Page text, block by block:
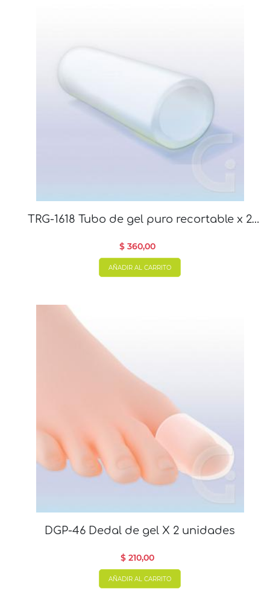
TRG-1618 Tubo de gel puro recortable x 2
$ 360,00
AÑADIR AL CARRITO
DGP-46 Dedal de gel X 2 unidades
$ 210,00
AÑADIR AL CARRITO